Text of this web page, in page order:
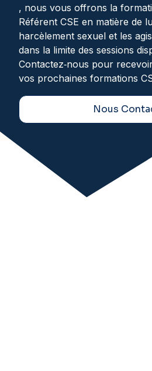
, nous vous offrons la
Référent CSE en matière de
harcèlement sexuel et les
dans la limite des sessions
Contactez‑nous pour
vos prochaines formations
Nous